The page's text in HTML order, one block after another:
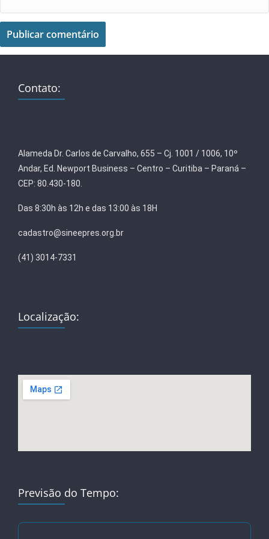
Contato:
Alameda Dr. Carlos de Carvalho, 655 – Cj. 1001 / 1006, 10º
Andar, Ed. Newport Business – Centro – Curitiba – Paraná –
CEP: 80.430-180.
Das 8:30h às 12h e das 13:00 às 18H
cadastro@sineepres.org.br
(41) 3014-7331
Localização:
Previsão do Tempo: